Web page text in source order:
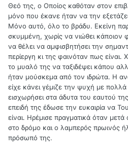
Θεό της, ο Οποίος καθόταν στον
μόνο που έκανε ήταν να την
Μόνο αυτό, όλο το βράδυ. Εκείνη
σκυμμένη, χωρίς να νιώθει κάποιον
να θέλει να αμφισβητήσει την
περίεργη κι της φαινόταν πως
το μυαλό της να ταξιδέψει κάπου
ήταν μούσκεμα από τον ιδρώτα. Η
είχε κάνει γέμιζε την ψυχή με πολλά
εισχωρήσει στα άδυτα του εαυτού
επειδή της έδωσε την ευκαιρία να Του
είναι. Ηρέμισε πραγματικά όταν
στο δρόμο και ο λαμπερός πρωινός
πρόσωπό της.